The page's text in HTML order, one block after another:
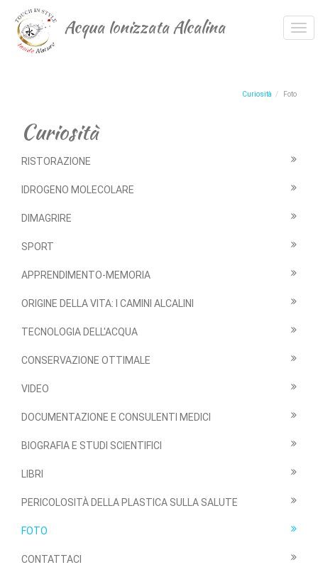
Acqua Ionizzata Alcalina
Curiosità Foto
Curiosità
RISTORAZIONE
IDROGENO MOLECOLARE
DIMAGRIRE
SPORT
APPRENDIMENTO-MEMORIA
ORIGINE DELLA VITA: I CAMINI ALCALINI
TECNOLOGIA DELL'ACQUA
CONSERVAZIONE OTTIMALE
VIDEO
DOCUMENTAZIONE E CONSULENTI MEDICI
BIOGRAFIA E STUDI SCIENTIFICI
LIBRI
PERICOLOSITÀ DELLA PLASTICA SULLA SALUTE
FOTO
CONTATTACI